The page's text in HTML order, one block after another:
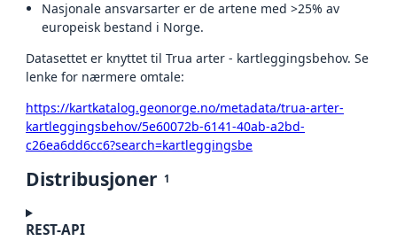
Nasjonale ansvarsarter er de artene med >25% av
europeisk bestand i Norge.
Datasettet er knyttet til Trua arter - kartleggingsbehov. Se
lenke for nærmere omtale:
https://kartkatalog.geonorge.no/metadata/trua-arter-
kartleggingsbehov/5e60072b-6141-40ab-a2bd-
c26ea6dd6cc6?search=kartleggingsbe
Distribusjoner 1
REST-API